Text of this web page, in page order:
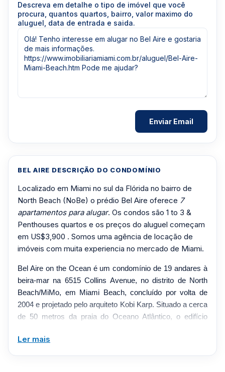
BEL AIRE DESCRIÇÃO DO CONDOMÍNIO
Localizado em Miami no sul da Flórida no bairro de
North Beach (NoBe) o prédio Bel Aire oferece 7
apartamentos para alugar. Os condos são 1 to 3 &
Penthouses quartos e os preços do aluguel começam
em US$3,900 . Somos uma agência de locação de
imóveis com muita experiencia no mercado de Miami.
Bel Aire on the Ocean é um condomínio de 19 andares à
beira-mar na 6515 Collins Avenue, no distrito de North
Beach/MiMo, em Miami Beach, concluído por volta de
2004 e projetado pelo arquiteto Kobi Karp. Situado a cerca
de 50 metros da praia do Oceano Atlântico, o edifício
quartos. As casas possuem janelas do chão ao teto,
Ler mais
Descreva em detalhe o tipo de imóvel que você
procura, quantos quartos, bairro, valor maximo do
aluguel, data de entrada e saida.